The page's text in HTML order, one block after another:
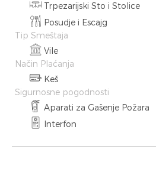
Trpezarijski Sto i Stolice
Posudje i Escajg
Tip Smeštaja
Vile
Način Plaćanja
Keš
Sigurnosne pogodnosti
Aparati za Gašenje Požara
Interfon